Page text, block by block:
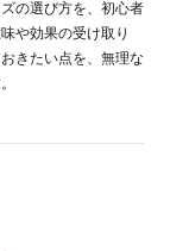
の選び方を、初心者
や効果の受け取り
きたい点を、無理な